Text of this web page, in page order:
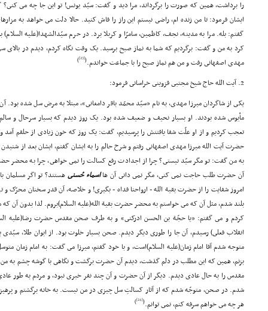
را برداشت، همین که صورت را برگرداند، مرا دید و گفت: سیّد یونس! تو این جا چه مى کنى؟
ایشان فرمود: تا من زنده ام، راضى نیستم این راز را فاش کنید. حالا دلت مى خواهد به
گفتم: بله. مرا به مدینه، نجف، کاظمین، سامرّا و کربلا برد. در حرم سیّدالشهدا(علیه
کرد به من و گفت: برگردیم که شما به نماز صبح برسید. یک وقت نگاه کردم، دیدم در بالاى سر
مهدى اصفهانى رفت و من هم نماز صبح را با جماعت خواندم.(
[23]
)
2. آیت الله حاج شیخ مجتبى قزوینى خراسانى فرمود:
یکى از شاگردان میرزا مهدى، به نام «سیّد محمّد باقر دامغانى»، مبتلا به مرض سل شده بود.
مأیوس شده بودند. او بسیار نحیف و ضعیف شده بود. یک روز دیدم که بسیار سرحال و
تعجب کردیم و از او علّت شفا یافتنش را پرسیدیم، گفت: یک روز که خون زیادى از حلقم آمد
حضرت آیت الله میرزا مهدى اصفهانى رفتم و شرح حالم را به ایشان گفتم، ایشان بعد از
به من گفت: تو مگر سیّد نیستى؟ چرا از اجدادت رفع کسالت را نمى خواهى، چرا به محضر
آن حضرت طلب حاجت نمى کنى، مگر نمى دانى آن هااسماء حُسنى هستند؟ تو اگر مسلمان
امروز شفایت را از حضرت بقیة الله - ارواحنا فداه - بگیرى! و خلاصه، آن قدر سخنان محرّک
بلند شدم، مثل آن که مى خواستم به محضر حضرت بقیة الله(علیه السلام)بروم. لذا بدون آن
کردم و مى گفتم: «یا حجّة بن الحسن ادرکنى» و به طرف صحن مقدس حضرت رضا(علیه
انقلاب فعلى) رسیدم، آن جا را طورى دیگر دیدم. صحن بسیار خلوت بود. از ایوان طلا،
متوجه شدم آقا امام زمان(علیه السلام)است، و با خود گفتم، میرزا مى گفت: به امام زمان
بزنم، همین که این مطلب در دلم گذشت، دیدم آن حضرت برگشت و نگاهى با گوشه چشم به
مقدس را به حال عادى دیدم. دیگر از آن حضرت و آن چند نفر خبرى نبود، و مردم به طور
شدم. در صحن، متوجّه شدم که از آثار کسالتِ سل چیزى در من نیست. به خانه برگشتم و
هر چه مى خواهم سرفه کنم، نمى توانم.(
[24]
)